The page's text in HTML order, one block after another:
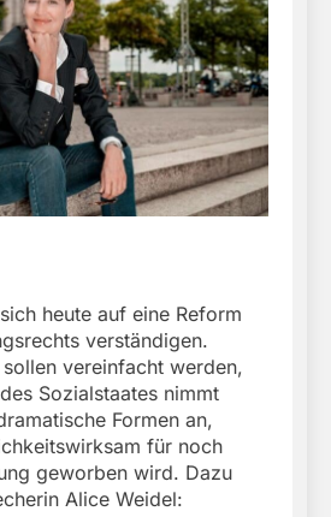
heute auf eine Reform
verständigen.
vereinfacht werden,
Sozialstaates nimmt
Formen an,
für noch
geworben wird. Dazu
Alice Weidel: